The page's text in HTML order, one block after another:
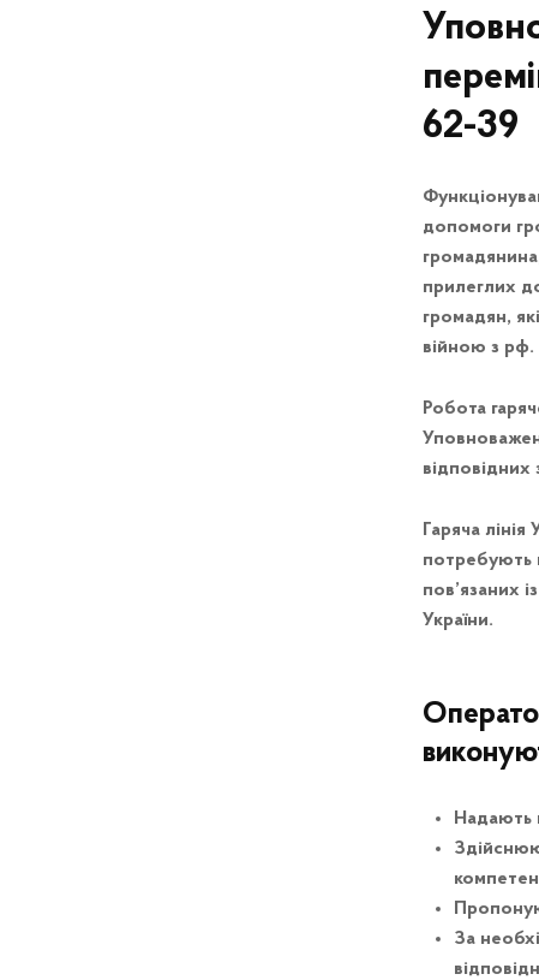
62-39
допомоги
прилеглих
громадян,
війною з рф.
Робота
Гаряча
потребують
пов’язаних
України.
Надають
За